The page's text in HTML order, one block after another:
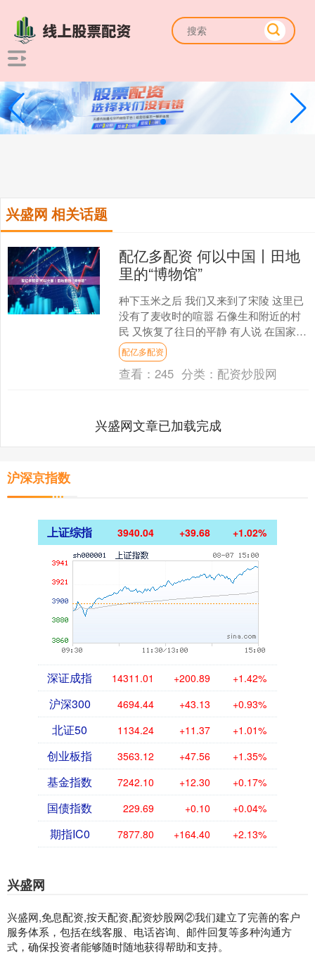
兴盛网 相关话题
配亿多配资 何以中国丨田地
里的“博物馆”
种下玉米之后 我们又来到了宋陵 这里已
没有了麦收时的喧嚣 石像生和附近的村
民 又恢复了往日的平静 有人说 在国家重
点文物旁种庄稼 可能只有河南人会这么
干 但滹沱....
配亿多配资
查看：245 分类： 配资炒股网
兴盛网文章已加载完成
沪深京指数
上证综指 3940.04 +39.68 +1.02%
深证成指 14311.01 +200.89 +1.42%
沪深300 4694.44 +43.13 +0.93%
北证50 1134.24 +11.37 +1.01%
创业板指 3563.12 +47.56 +1.35%
基金指数 7242.10 +12.30 +0.17%
国债指数 229.69 +0.10 +0.04%
期指IC0 7877.80 +164.40 +2.13%
兴盛网
兴盛网,免息配资,按天配资,配资炒股网②我们建立了完善的客户
服务体系，包括在线客服、电话咨询、邮件回复等多种沟通方
式，确保投资者能够随时随地获得帮助和支持。